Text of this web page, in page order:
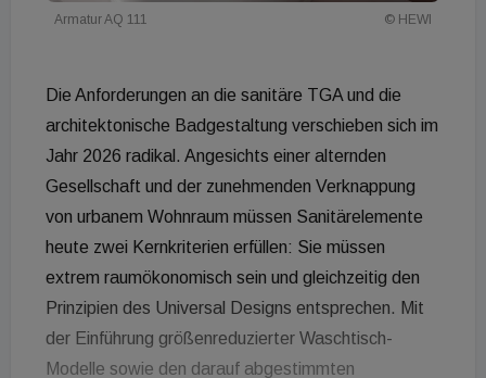
Armatur AQ 111 © HEWI
Die Anforderungen an die sanitäre TGA und die
architektonische Badgestaltung verschieben sich im
Jahr 2026 radikal. Angesichts einer alternden
Gesellschaft und der zunehmenden Verknappung
von urbanem Wohnraum müssen Sanitärelemente
heute zwei Kernkriterien erfüllen: Sie müssen
extrem raumökonomisch sein und gleichzeitig den
Prinzipien des Universal Designs entsprechen. Mit
der Einführung größenreduzierter Waschtisch-
Modelle sowie den darauf abgestimmten